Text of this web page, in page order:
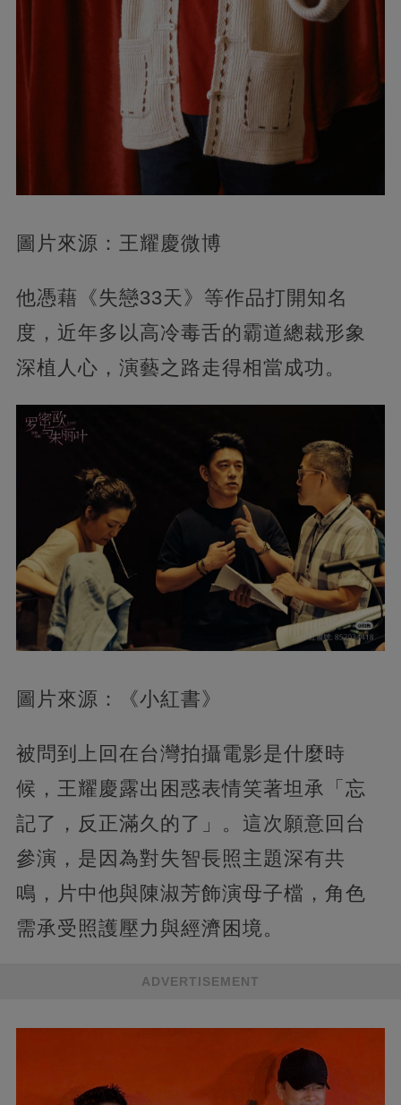
圖片來源：王耀慶微博
他憑藉《失戀33天》等作品打開知名
度，近年多以高冷毒舌的霸道總裁形象
深植人心，演藝之路走得相當成功。
圖片來源：《小紅書》
被問到上回在台灣拍攝電影是什麼時
候，王耀慶露出困惑表情笑著坦承「忘
記了，反正滿久的了」。這次願意回台
參演，是因為對失智長照主題深有共
鳴，片中他與陳淑芳飾演母子檔，角色
需承受照護壓力與經濟困境。
ADVERTISEMENT